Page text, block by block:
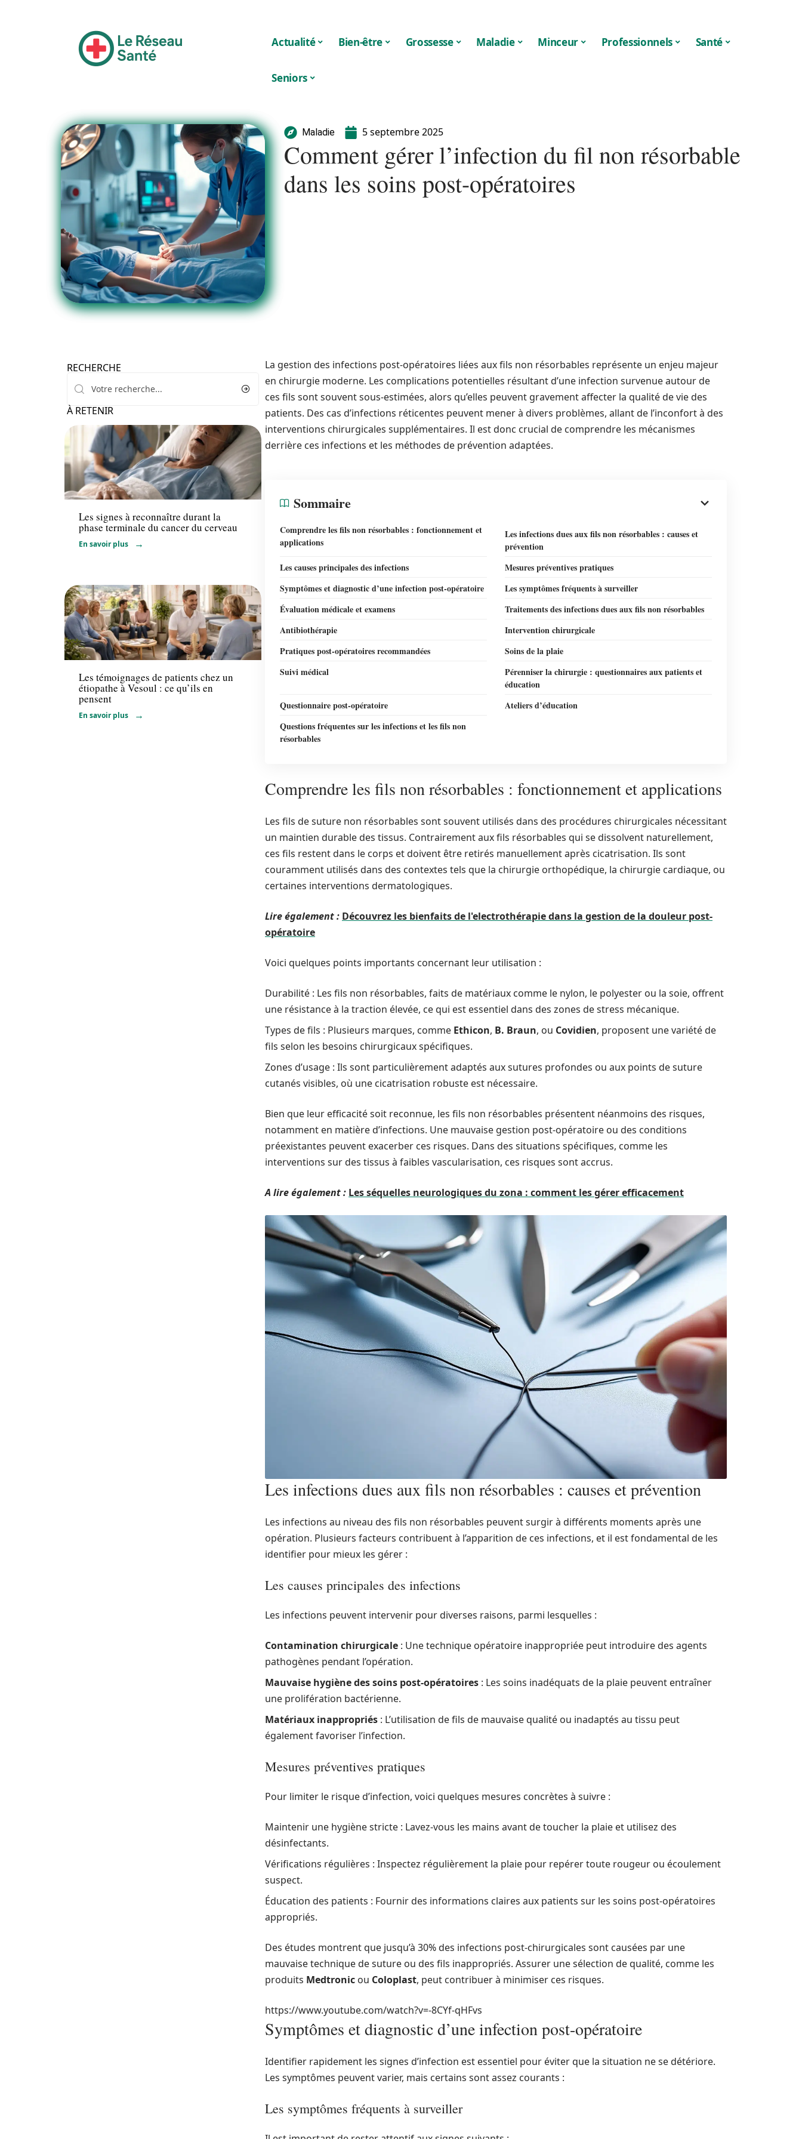
Actualité Bien-être Grossesse Maladie Minceur Professionnels Santé
Seniors
Maladie 5 septembre 2025
Comment gérer l’infection du fil non résorbable
dans les soins post-opératoires
RECHERCHE
À RETENIR
Santé
Les signes à reconnaître durant la
phase terminale du cancer du cerveau
En savoir plus
Santé
Les témoignages de patients chez un
étiopathe à Vesoul : ce qu’ils en
pensent
En savoir plus
La gestion des infections post-opératoires liées aux fils non résorbables représente un enjeu majeur
en chirurgie moderne. Les complications potentielles résultant d’une infection survenue autour de
ces fils sont souvent sous-estimées, alors qu’elles peuvent gravement affecter la qualité de vie des
patients. Des cas d’infections réticentes peuvent mener à divers problèmes, allant de l’inconfort à des
interventions chirurgicales supplémentaires. Il est donc crucial de comprendre les mécanismes
derrière ces infections et les méthodes de prévention adaptées.
Sommaire
Comprendre les fils non résorbables : fonctionnement et
applications
Les infections dues aux fils non résorbables : causes et
prévention
Les causes principales des infections
Mesures préventives pratiques
Symptômes et diagnostic d’une infection post-opératoire
Les symptômes fréquents à surveiller
Évaluation médicale et examens
Traitements des infections dues aux fils non résorbables
Antibiothérapie
Intervention chirurgicale
Pratiques post-opératoires recommandées
Soins de la plaie
Suivi médical
Pérenniser la chirurgie : questionnaires aux patients et
éducation
Questionnaire post-opératoire
Ateliers d’éducation
Questions fréquentes sur les infections et les fils non
résorbables
Comprendre les fils non résorbables : fonctionnement et applications
Les fils de suture non résorbables sont souvent utilisés dans des procédures chirurgicales nécessitant
un maintien durable des tissus. Contrairement aux fils résorbables qui se dissolvent naturellement,
ces fils restent dans le corps et doivent être retirés manuellement après cicatrisation. Ils sont
couramment utilisés dans des contextes tels que la chirurgie orthopédique, la chirurgie cardiaque, ou
certaines interventions dermatologiques.
Lire également : Découvrez les bienfaits de l'electrothérapie dans la gestion de la douleur post-
opératoire
Voici quelques points importants concernant leur utilisation :
Durabilité : Les fils non résorbables, faits de matériaux comme le nylon, le polyester ou la soie, offrent
une résistance à la traction élevée, ce qui est essentiel dans des zones de stress mécanique.
Types de fils : Plusieurs marques, comme Ethicon, B. Braun, ou Covidien, proposent une variété de
fils selon les besoins chirurgicaux spécifiques.
Zones d’usage : Ils sont particulièrement adaptés aux sutures profondes ou aux points de suture
cutanés visibles, où une cicatrisation robuste est nécessaire.
Bien que leur efficacité soit reconnue, les fils non résorbables présentent néanmoins des risques,
notamment en matière d’infections. Une mauvaise gestion post-opératoire ou des conditions
préexistantes peuvent exacerber ces risques. Dans des situations spécifiques, comme les
interventions sur des tissus à faibles vascularisation, ces risques sont accrus.
A lire également : Les séquelles neurologiques du zona : comment les gérer efficacement
Les infections dues aux fils non résorbables : causes et prévention
Les infections au niveau des fils non résorbables peuvent surgir à différents moments après une
opération. Plusieurs facteurs contribuent à l’apparition de ces infections, et il est fondamental de les
identifier pour mieux les gérer :
Les causes principales des infections
Les infections peuvent intervenir pour diverses raisons, parmi lesquelles :
Contamination chirurgicale : Une technique opératoire inappropriée peut introduire des agents
pathogènes pendant l’opération.
Mauvaise hygiène des soins post-opératoires : Les soins inadéquats de la plaie peuvent entraîner
une prolifération bactérienne.
Matériaux inappropriés : L’utilisation de fils de mauvaise qualité ou inadaptés au tissu peut
également favoriser l’infection.
Mesures préventives pratiques
Pour limiter le risque d’infection, voici quelques mesures concrètes à suivre :
Maintenir une hygiène stricte : Lavez-vous les mains avant de toucher la plaie et utilisez des
désinfectants.
Vérifications régulières : Inspectez régulièrement la plaie pour repérer toute rougeur ou écoulement
suspect.
Éducation des patients : Fournir des informations claires aux patients sur les soins post-opératoires
appropriés.
Des études montrent que jusqu’à 30% des infections post-chirurgicales sont causées par une
mauvaise technique de suture ou des fils inappropriés. Assurer une sélection de qualité, comme les
produits Medtronic ou Coloplast, peut contribuer à minimiser ces risques.
https://www.youtube.com/watch?v=-8CYf-qHFvs
Symptômes et diagnostic d’une infection post-opératoire
Identifier rapidement les signes d’infection est essentiel pour éviter que la situation ne se détériore.
Les symptômes peuvent varier, mais certains sont assez courants :
Les symptômes fréquents à surveiller